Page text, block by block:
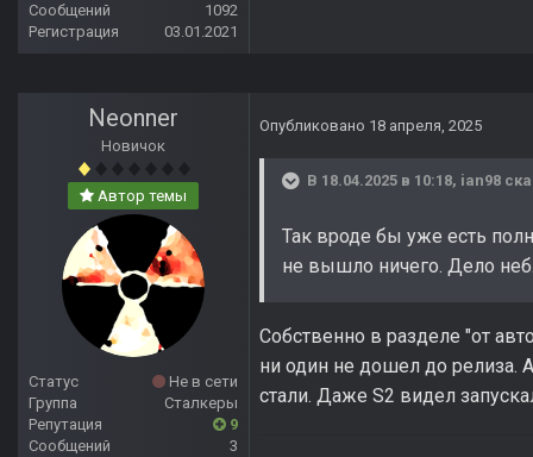
Сообщений
1092
Регистрация
03.01.2021
Neonner
Новичок
Автор темы
Статус
Не в сети
Группа
Сталкеры
Репутация
9
Сообщений
3
Опубликовано 18 апреля, 2025
В 18.04.2025 в 10:18, ian98
Так вроде бы уже есть
не вышло ничего. Дело
Собственно в разделе "от
ни один не дошел до релиза.
стали. Даже S2 видел